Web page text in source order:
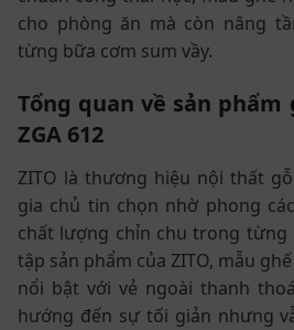
cho phòng ăn mà còn nâng
từng bữa cơm sum vầy.
Tổng quan về sản phẩm
ZGA 612
ZITO là thương hiệu nội thất
gia chủ tin chọn nhờ phong
chất lượng chỉn chu trong từng
tập sản phẩm của ZITO, mẫu
nổi bật với vẻ ngoài thanh
hướng đến sự tối giản nhưng